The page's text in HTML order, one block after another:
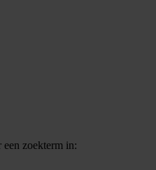
een zoekterm in: